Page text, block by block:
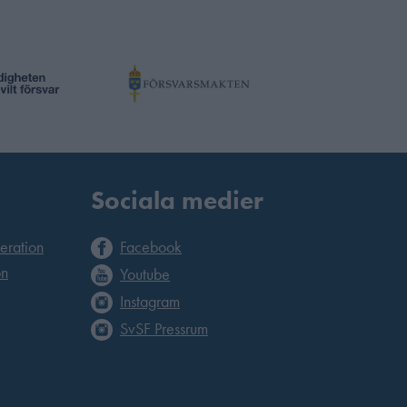
Sociala medier
Facebook
Youtube
Instagram
SvSF Pressrum